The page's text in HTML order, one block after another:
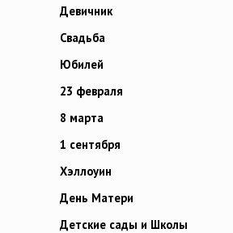
Девичник
Свадьба
Юбилей
23 февраля
8 марта
1 сентября
Хэллоуин
День Матери
Детские сады и Школы